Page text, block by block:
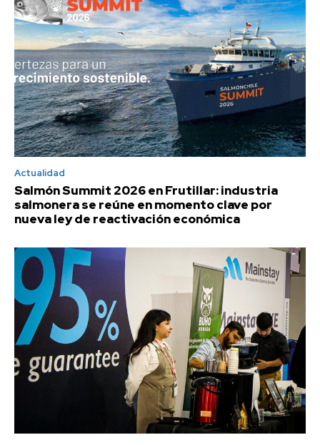
Actualidad
Salmón Summit 2026 en Frutillar: industria
salmonera se reúne en momento clave por
nueva ley de reactivación económica